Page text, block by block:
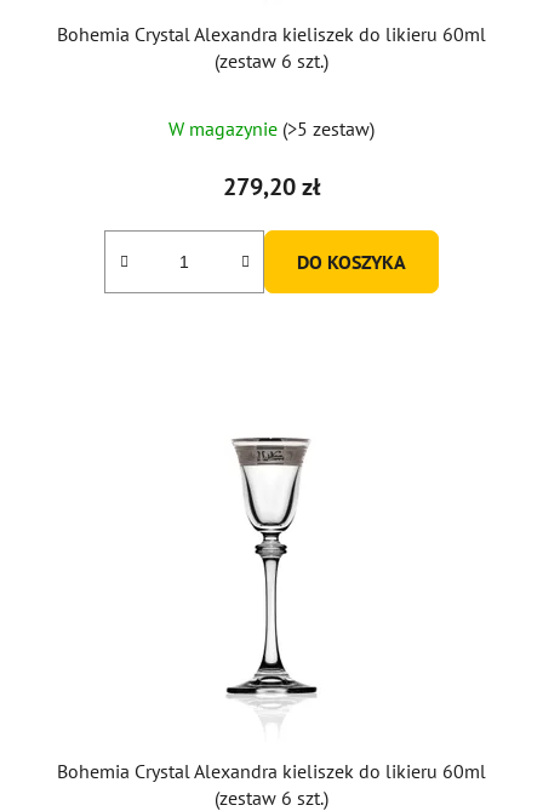
Bohemia Crystal Alexandra kieliszek do likieru 60ml
(zestaw 6 szt.)
W magazynie (>5 zestaw)
279,20 zł
DO KOSZYKA
Bohemia Crystal Alexandra kieliszek do likieru 60ml
(zestaw 6 szt.)